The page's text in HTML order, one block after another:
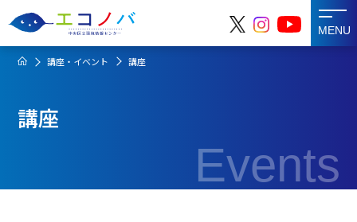
MENU
講座・イベント 講座
講座
Events